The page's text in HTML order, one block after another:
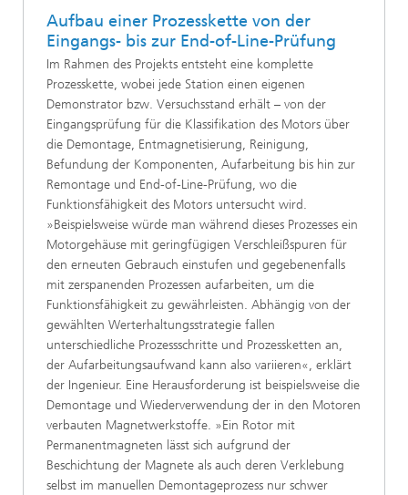
Aufbau einer Prozesskette von der
Eingangs- bis zur End-of-Line-Prüfung
Im Rahmen des Projekts entsteht eine komplette
Prozesskette, wobei jede Station einen eigenen
Demonstrator bzw. Versuchsstand erhält – von der
Eingangsprüfung für die Klassifikation des Motors über
die Demontage, Entmagnetisierung, Reinigung,
Befundung der Komponenten, Aufarbeitung bis hin zur
Remontage und End-of-Line-Prüfung, wo die
Funktionsfähigkeit des Motors untersucht wird.
»Beispielsweise würde man während dieses Prozesses ein
Motorgehäuse mit geringfügigen Verschleißspuren für
den erneuten Gebrauch einstufen und gegebenenfalls
mit zerspanenden Prozessen aufarbeiten, um die
Funktionsfähigkeit zu gewährleisten. Abhängig von der
gewählten Werterhaltungsstrategie fallen
unterschiedliche Prozessschritte und Prozessketten an,
der Aufarbeitungsaufwand kann also variieren«, erklärt
der Ingenieur. Eine Herausforderung ist beispielsweise die
Demontage und Wiederverwendung der in den Motoren
verbauten Magnetwerkstoffe. »Ein Rotor mit
Permanentmagneten lässt sich aufgrund der
Beschichtung der Magnete als auch deren Verklebung
selbst im manuellen Demontageprozess nur schwer